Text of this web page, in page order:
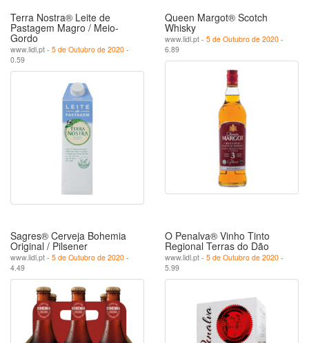
Terra Nostra® Leite de
Pastagem Magro / Meio-
Gordo
www.lidl.pt - 5 de Outubro de 2020 -
0.59
Queen Margot® Scotch
Whisky
www.lidl.pt - 5 de Outubro de 2020 -
6.89
Sagres® Cerveja Bohemia
Original / Pilsener
www.lidl.pt - 5 de Outubro de 2020 -
4.49
O Penalva® Vinho Tinto
Regional Terras do Dão
www.lidl.pt - 5 de Outubro de 2020 -
5.99